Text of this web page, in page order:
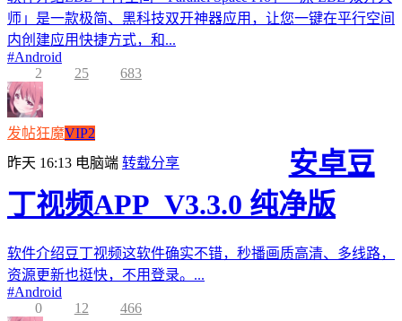
师」是一款极简、黑科技双开神器应用，让您一键在平行空间
内创建应用快捷方式，和...
#Android
2
25 683
发帖狂魔VIP2
昨天 16:13 电脑端 转载分享
安卓豆
丁视频APP_V3.3.0 纯净版
软件介绍豆丁视频这软件确实不错，秒播画质高清、多线路，
资源更新也挺快，不用登录。...
#Android
0
12 466